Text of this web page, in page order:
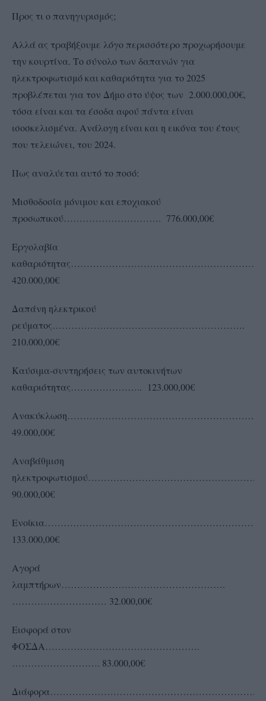
Προς τι ο πανηγυρισμός;
Αλλά ας τραβήξουμε λόγο περισσότερο προχωρήσουμε
την κουρτίνα. Το σύνολο των δαπανών για
ηλεκτροφωτισμό και καθαριότητα για το 2025
προβλέπεται για τον Δήμο στο ύψος των 2.000.000,00€,
τόσα είναι και τα έσοδα αφού πάντα είναι
ισοσκελισμένα. Ανάλογη είναι και η εικόνα του έτους
που τελειώνει, του 2024.
Πως αναλύεται αυτό το ποσό:
Μισθοδοσία μόνιμου και εποχιακού
προσωπικού…………………………. 776.000,00€
Εργολαβία
420.000,00€
Δαπάνη ηλεκτρικού
ρεύματος…………………………………………………….
210.000,00€
Καύσιμα-συντηρήσεις των αυτοκινήτων
καθαριότητας………………….. 123.000,00€
49.000,00€
Αναβάθμιση
90.000,00€
133.000,00€
Αγορά
λαμπτήρων…………………………………………….
………………………… 32.000,00€
Εισφορά στον
ΦΟΣΔΑ………………………………………….
………………………. 83.000,00€